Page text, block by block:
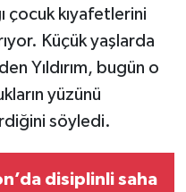
çocuk kıyafetlerini
Küçük yaşlarda
Yıldırım, bugün o
yüzünü
söyledi.
disiplinli saha